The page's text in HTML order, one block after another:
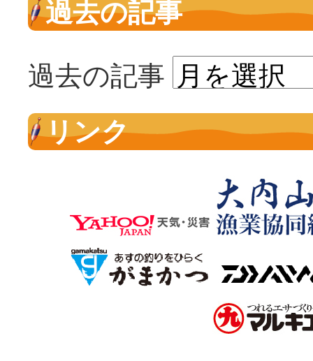
過去の記事
過去の記事
リンク